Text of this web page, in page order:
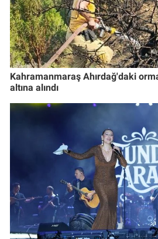
Kahramanmaraş Ahırdağ'daki
altına alındı